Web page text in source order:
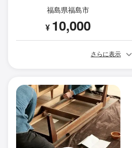
福島県福島市
¥ 10,000
さらに表示